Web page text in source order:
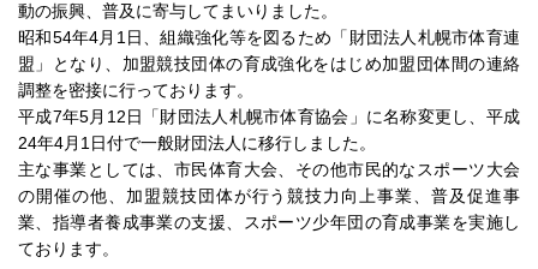
動の振興、普及に寄与してまいりました。
昭和54年4月1日、組織強化等を図るため「財団法人札幌市体育連
盟」となり、加盟競技団体の育成強化をはじめ加盟団体間の連絡
調整を密接に行っております。
平成7年5月12日「財団法人札幌市体育協会」に名称変更し、平成
24年4月1日付で一般財団法人に移行しました。
主な事業としては、市民体育大会、その他市民的なスポーツ大会
の開催の他、加盟競技団体が行う競技力向上事業、普及促進事
業、指導者養成事業の支援、スポーツ少年団の育成事業を実施し
ております。